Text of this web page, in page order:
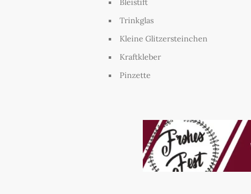
Bleistift
Trinkglas
Kleine Glitzersteinchen
Kraftkleber
Pinzette